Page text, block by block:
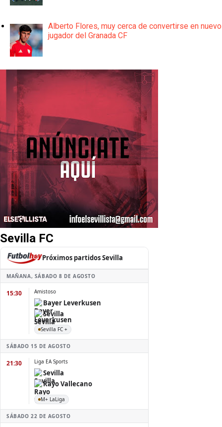
Alberto Flores, muy cerca de convertirse en nuevo
jugador del Granada CF
Sevilla FC